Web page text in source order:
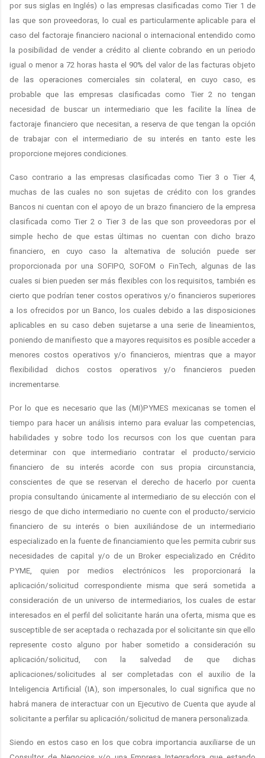
por sus siglas en Inglés) o las empresas clasificadas como Tier 1 de
las que son proveedoras, lo cual es particularmente aplicable para el
caso del factoraje financiero nacional o internacional entendido como
la posibilidad de vender a crédito al cliente cobrando en un periodo
igual o menor a 72 horas hasta el 90% del valor de las facturas objeto
de las operaciones comerciales sin colateral, en cuyo caso, es
probable que las empresas clasificadas como Tier 2 no tengan
necesidad de buscar un intermediario que les facilite la línea de
factoraje financiero que necesitan, a reserva de que tengan la opción
de trabajar con el intermediario de su interés en tanto este les
proporcione mejores condiciones.
Caso contrario a las empresas clasificadas como Tier 3 o Tier 4,
muchas de las cuales no son sujetas de crédito con los grandes
Bancos ni cuentan con el apoyo de un brazo financiero de la empresa
clasificada como Tier 2 o Tier 3 de las que son proveedoras por el
simple hecho de que estas últimas no cuentan con dicho brazo
financiero, en cuyo caso la alternativa de solución puede ser
proporcionada por una SOFIPO, SOFOM o FinTech, algunas de las
cuales si bien pueden ser más flexibles con los requisitos, también es
cierto que podrían tener costos operativos y/o financieros superiores
a los ofrecidos por un Banco, los cuales debido a las disposiciones
aplicables en su caso deben sujetarse a una serie de lineamientos,
poniendo de manifiesto que a mayores requisitos es posible acceder a
menores costos operativos y/o financieros, mientras que a mayor
flexibilidad dichos costos operativos y/o financieros pueden
incrementarse.
Por lo que es necesario que las (MI)PYMES mexicanas se tomen el
tiempo para hacer un análisis interno para evaluar las competencias,
habilidades y sobre todo los recursos con los que cuentan para
determinar con que intermediario contratar el producto/servicio
financiero de su interés acorde con sus propia circunstancia,
conscientes de que se reservan el derecho de hacerlo por cuenta
propia consultando únicamente al intermediario de su elección con el
riesgo de que dicho intermediario no cuente con el producto/servicio
financiero de su interés o bien auxiliándose de un intermediario
especializado en la fuente de financiamiento que les permita cubrir sus
necesidades de capital y/o de un Broker especializado en Crédito
PYME, quien por medios electrónicos les proporcionará la
aplicación/solicitud correspondiente misma que será sometida a
consideración de un universo de intermediarios, los cuales de estar
interesados en el perfil del solicitante harán una oferta, misma que es
susceptible de ser aceptada o rechazada por el solicitante sin que ello
represente costo alguno por haber sometido a consideración su
aplicación/solicitud, con la salvedad de que dichas
aplicaciones/solicitudes al ser completadas con el auxilio de la
Inteligencia Artificial (IA), son impersonales, lo cual significa que no
habrá manera de interactuar con un Ejecutivo de Cuenta que ayude al
solicitante a perfilar su aplicación/solicitud de manera personalizada.
Siendo en estos caso en los que cobra importancia auxiliarse de un